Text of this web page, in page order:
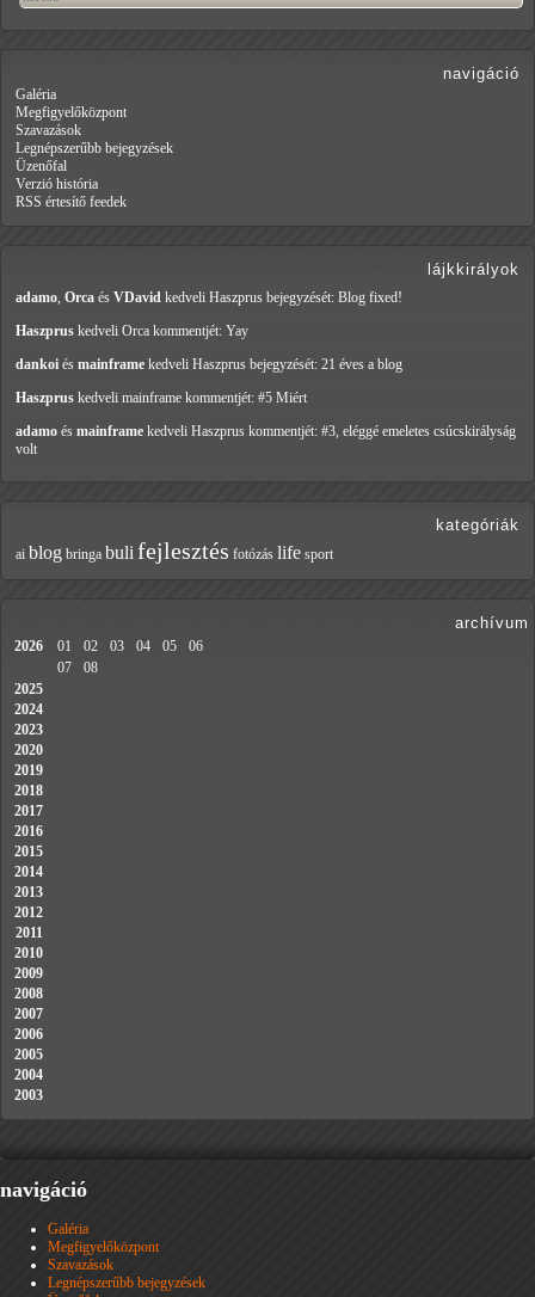
navigáció
Galéria
Megfigyelőközpont
Szavazások
Legnépszerűbb bejegyzések
Üzenőfal
Verzió história
RSS értesítő feedek
lájkkirályok
adamo, Orca és VDavid kedveli Haszprus bejegyzését: Blog fixed!
Haszprus kedveli Orca kommentjét: Yay
dankoi és mainframe kedveli Haszprus bejegyzését: 21 éves a blog
Haszprus kedveli mainframe kommentjét: #5 Miért
adamo és mainframe kedveli Haszprus kommentjét: #3, eléggé emeletes csúcskirályság
volt
kategóriák
ai blog bringa buli fejlesztés fotózás life sport
archívum
2026 01 02 03 04 05
06
07
08
2025
2024
2023
2020
2019
2018
2017
2016
2015
2014
2013
2012
2011
2010
2009
2008
2007
2006
2005
2004
2003
navigáció
Galéria
Megfigyelőközpont
Szavazások
Legnépszerűbb bejegyzések